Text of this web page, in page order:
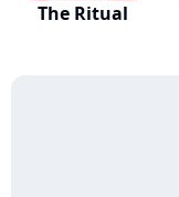
The Ritual